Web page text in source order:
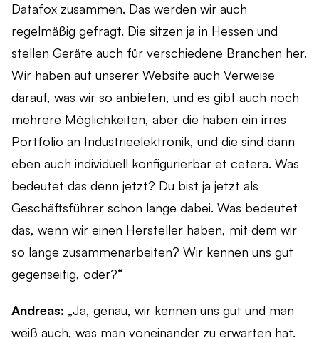
Datafox zusammen. Das werden wir auch
regelmäßig gefragt. Die sitzen ja in Hessen und
stellen Geräte auch für verschiedene Branchen her.
Wir haben auf unserer Website auch Verweise
darauf, was wir so anbieten, und es gibt auch noch
mehrere Möglichkeiten, aber die haben ein irres
Portfolio an Industrieelektronik, und die sind dann
eben auch individuell konfigurierbar et cetera. Was
bedeutet das denn jetzt? Du bist ja jetzt als
Geschäftsführer schon lange dabei. Was bedeutet
das, wenn wir einen Hersteller haben, mit dem wir
so lange zusammenarbeiten? Wir kennen uns gut
gegenseitig, oder?“
Andreas: „Ja, genau, wir kennen uns gut und man
weiß auch, was man voneinander zu erwarten hat.